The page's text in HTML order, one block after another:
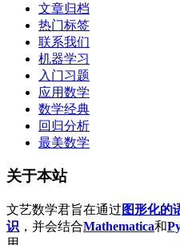
文章归档
热门标签
联系我们
机器学习
入门习题
应用数学
数学经典
回归分析
最美数学
关于本站
文艺数学君旨在通过 图形化的
识 ，并会结合Mathematica和